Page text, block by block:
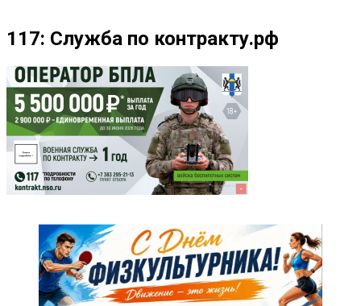
117: Служба по контракту.рф